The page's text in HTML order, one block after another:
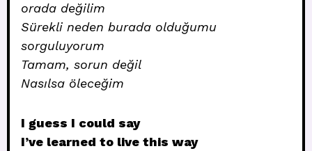
orada değilim
Sürekli neden burada olduğumu
sorguluyorum
Tamam, sorun değil
Nasılsa öleceğim
I guess I could say
I’ve learned to live this way